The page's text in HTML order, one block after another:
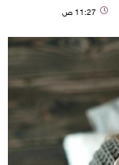
11:27 ص